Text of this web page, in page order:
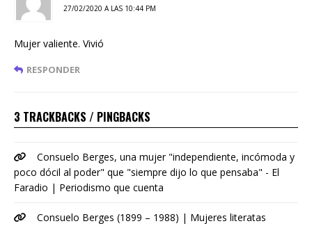
27/02/2020 A LAS 10:44 PM
Mujer valiente. Vivió
RESPONDER
3 TRACKBACKS / PINGBACKS
Consuelo Berges, una mujer "independiente, incómoda y
poco dócil al poder" que "siempre dijo lo que pensaba" - El
Faradio | Periodismo que cuenta
Consuelo Berges (1899 – 1988) | Mujeres literatas